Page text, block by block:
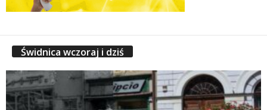
Świdnica wczoraj i dziś